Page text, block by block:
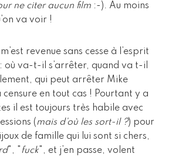
ne citer aucun film :-). Au moins
va voir !
revenue sans cesse à l’esprit
où va-t-il s’arrêter, quand va t-il
qui peut arrêter Mike
censure en tout cas ! Pourtant y a
il est toujours très habile avec
(mais d’où les sort-il ?) pour
de famille qui lui sont si chers,
", " fuck ", et j’en passe, volent